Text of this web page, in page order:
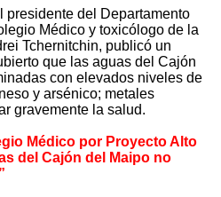
presidente del Departamento
Médico y toxicólogo de la
Tchernitchin, publicó un
que las aguas del Cajón
con elevados niveles de
y arsénico; metales
gravemente la salud.
Médico por Proyecto Alto
del Cajón del Maipo no